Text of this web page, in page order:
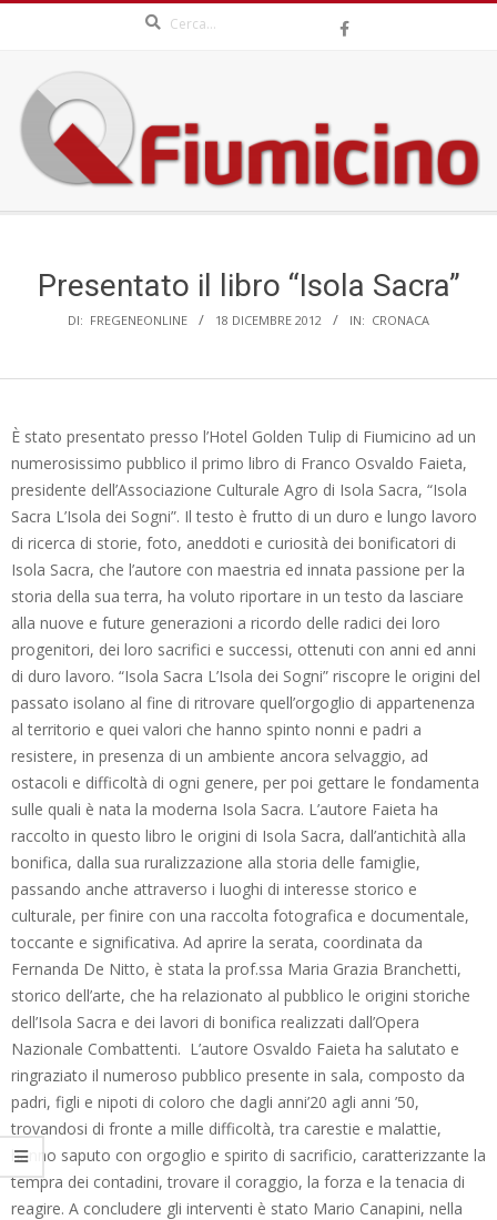
content
QFIUMICINO.COM
Presentato il libro “Isola Sacra”
DI: FREGENEONLINE 18 DICEMBRE 2012 IN: CRONACA
È stato presentato presso l’Hotel Golden Tulip di Fiumicino ad un
numerosissimo pubblico il primo libro di Franco Osvaldo Faieta,
presidente dell’Associazione Culturale Agro di Isola Sacra, “Isola
Sacra L’Isola dei Sogni”. Il testo è frutto di un duro e lungo lavoro
di ricerca di storie, foto, aneddoti e curiosità dei bonificatori di
Isola Sacra, che l’autore con maestria ed innata passione per la
storia della sua terra, ha voluto riportare in un testo da lasciare
alla nuove e future generazioni a ricordo delle radici dei loro
progenitori, dei loro sacrifici e successi, ottenuti con anni ed anni
di duro lavoro. “Isola Sacra L’Isola dei Sogni” riscopre le origini del
passato isolano al fine di ritrovare quell’orgoglio di appartenenza
al territorio e quei valori che hanno spinto nonni e padri a
resistere, in presenza di un ambiente ancora selvaggio, ad
ostacoli e difficoltà di ogni genere, per poi gettare le fondamenta
sulle quali è nata la moderna Isola Sacra. L’autore Faieta ha
raccolto in questo libro le origini di Isola Sacra, dall’antichità alla
bonifica, dalla sua ruralizzazione alla storia delle famiglie,
passando anche attraverso i luoghi di interesse storico e
culturale, per finire con una raccolta fotografica e documentale,
toccante e significativa. Ad aprire la serata, coordinata da
Fernanda De Nitto, è stata la prof.ssa Maria Grazia Branchetti,
storico dell’arte, che ha relazionato al pubblico le origini storiche
dell’Isola Sacra e dei lavori di bonifica realizzati dall’Opera
Nazionale Combattenti. L’autore Osvaldo Faieta ha salutato e
ringraziato il numeroso pubblico presente in sala, composto da
padri, figli e nipoti di coloro che dagli anni’20 agli anni ’50,
trovandosi di fronte a mille difficoltà, tra carestie e malattie,
hanno saputo con orgoglio e spirito di sacrificio, caratterizzante la
tempra dei contadini, trovare il coraggio, la forza e la tenacia di
reagire. A concludere gli interventi è stato Mario Canapini, nella